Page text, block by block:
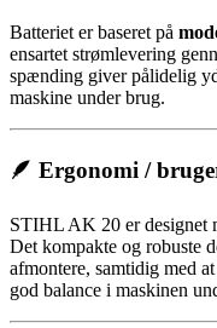
Batteriet er baseret på
ensartet strømlevering
spænding giver pålidelig
maskine under brug.
🪶 Ergonomi /
STIHL AK 20 er designet
Det kompakte og robuste
afmontere, samtidig med
god balance i maskinen